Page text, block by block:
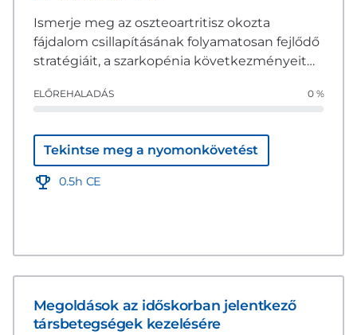
Ismerje meg az oszteoartritisz okozta
fájdalom csillapításának folyamatosan fejlődő
stratégiáit, a szarkopénia következményeit
a mozgásszervi problémákkal küzdő idős
rehabilitációs tervét.
ELŐREHALADÁS 0 %
Tekintse meg a nyomonkövetést
0.5h CE
Megoldások az időskorban jelentkező
társbetegségek kezelésére